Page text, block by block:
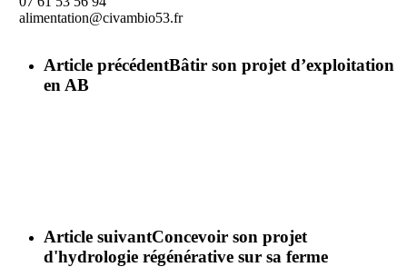
alimentation@civambio53.fr
Article précédentBâtir son projet d’exploitation
en AB
Article suivantConcevoir son projet
d'hydrologie régénérative sur sa ferme